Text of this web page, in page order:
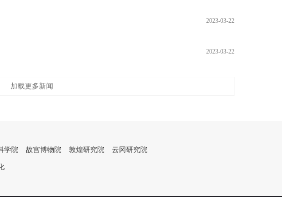
2023-03-22
2023-03-22
加载更多新闻
学院 故宫博物院 敦煌研究院 云冈研究院